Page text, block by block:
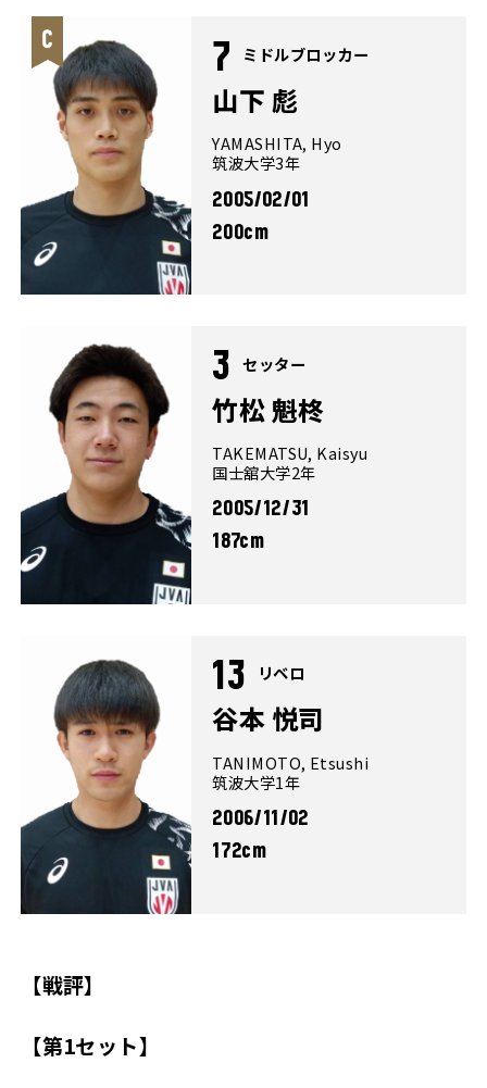
7 ミドルブロッカー
山下 彪
YAMASHITA, Hyo
筑波大学3年
2005/02/01
200cm
3 セッター
竹松 魁柊
TAKEMATSU, Kaisyu
国士舘大学2年
2005/12/31
187cm
13 リベロ
谷本 悦司
TANIMOTO, Etsushi
筑波大学1年
2006/11/02
172cm
【戦評】
【第1セット】